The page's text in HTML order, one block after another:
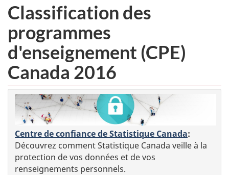
Classification des
programmes
d'enseignement (CPE)
Canada 2016
Centre de confiance de Statistique Canada:
Découvrez comment Statistique Canada veille à la
protection de vos données et de vos
renseignements personnels.